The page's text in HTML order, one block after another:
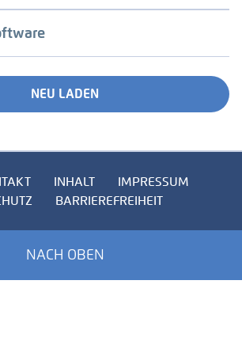
NEU LADEN
INHALT
IMPRESSUM
BARRIEREFREIHEIT
NACH OBEN